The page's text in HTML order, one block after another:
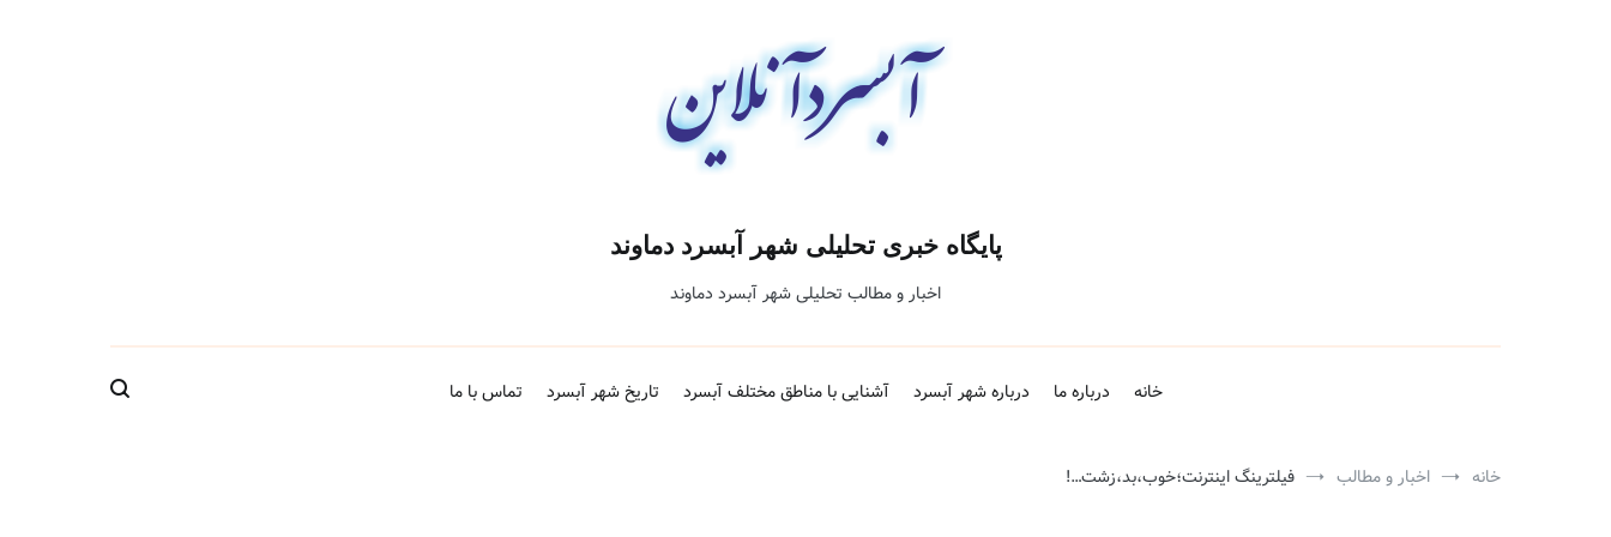
پایگاه خبری تحلیلی شهر آبسرد دماوند
اخبار و مطالب تحلیلی شهر آبسرد دماوند
خانه درباره ما درباره شهر آبسرد آشنایی با مناطق مختلف آبسرد تاریخ شهر آبسرد تماس با ما
خانه اخبار و مطالب فیلترینگ اینترنت؛خوب،بد،زشت…!